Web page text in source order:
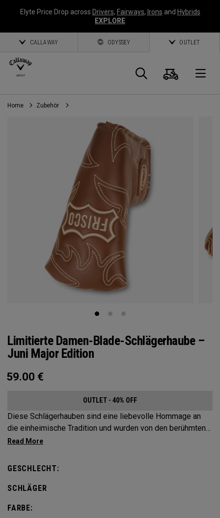
Elyte Price Drop across Drivers, Fairways, Irons and Hybrids
EXPLORE
CALLAWAY ODYSSEY OUTLET
Suche
Home Zubehör
Limitierte Damen-Blade-Schlägerhaube –
Juni Major Edition
59.00 €
OUTLET - 40% OFF
Diese Schlägerhauben sind eine liebevolle Hommage an
die einheimische Tradition und wurden von den berühmten
Cowgirl-Stiefeln inspiriert, die im Heimatstaat Texas
GESCHLECHT:
SCHLÄGER
FARBE: